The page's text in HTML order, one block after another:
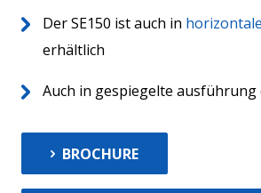
Der SE150 ist auch in horizontale
erhältlich
Auch in gespiegelte ausführung
BROCHURE